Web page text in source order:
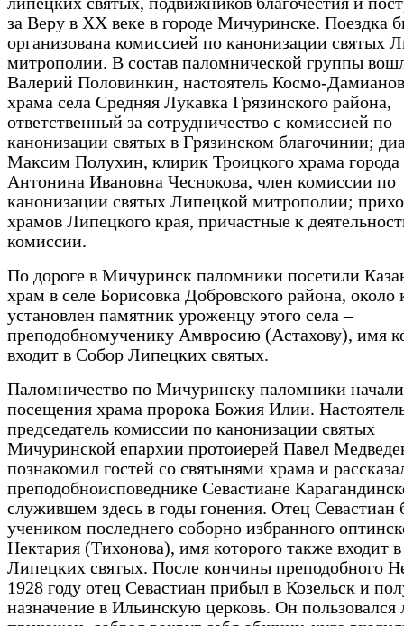
за Веру в ХХ веке в городе Мичуринске. Поездка
организована комиссией по канонизации святых
митрополии. В состав паломнической группы
Валерий Половинкин, настоятель Космо-
храма села Средняя Лукавка Грязинского района,
ответственный за сотрудничество с комиссией по
канонизации святых в Грязинском благочинии;
Максим Полухин, клирик Троицкого храма
Антонина Ивановна Чеснокова, член комиссии по
канонизации святых Липецкой митрополии;
храмов Липецкого края, причастные к
комиссии.
По дороге в Мичуринск паломники посетили
храм в селе Борисовка Добровского района, около
установлен памятник уроженцу этого села –
преподобномученику Амвросию (Астахову), имя
входит в Собор Липецких святых.
Паломничество по Мичуринску паломники
посещения храма пророка Божия Илии.
председатель комиссии по канонизации святых
Мичуринской епархии протоиерей Павел
познакомил гостей со святынями храма и
преподобноисповеднике Севастиане
служившем здесь в годы гонения. Отец Севастиан
учеником последнего соборно избранного
Нектария (Тихонова), имя которого также входит
Липецких святых. После кончины преподобного
1928 году отец Севастиан прибыл в Козельск и
назначение в Ильинскую церковь. Он